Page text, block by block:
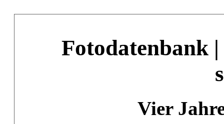
Fotodatenbank
Vier